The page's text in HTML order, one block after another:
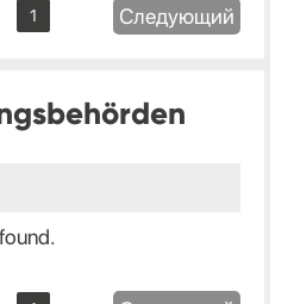
1 Следующий